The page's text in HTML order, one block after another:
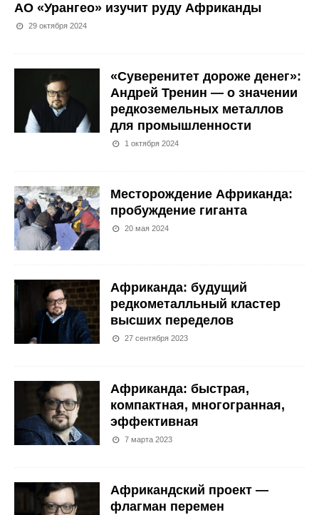
АО «Урангео» изучит руду Африканды
29 октября 2024
«Суверенитет дороже денег»:
Андрей Тренин — о значении
редкоземельных металлов
для промышленности
1 октября 2024
Месторождение Африканда:
пробуждение гиганта
20 мая 2024
Африканда: будущий
редкометалльный кластер
высших переделов
27 сентября 2023
Африканда: быстрая,
компактная, многогранная,
эффективная
7 марта 2023
Африкандский проект —
флагман перемен